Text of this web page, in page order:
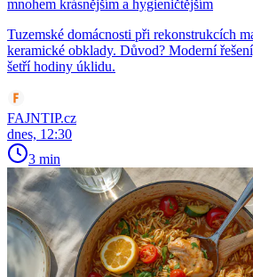
mnohem krásnějším a hygieničtějším
Tuzemské domácnosti při rekonstrukcích
keramické obklady. Důvod? Moderní
šetří hodiny úklidu.
FAJNTIP.cz
dnes, 12:30
3 min